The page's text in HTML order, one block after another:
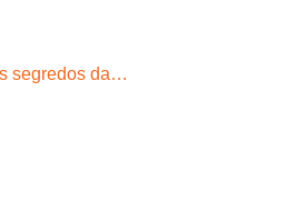
segredos da…